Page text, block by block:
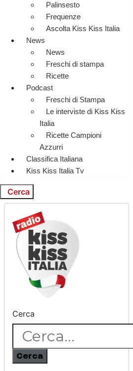
Palinsesto
Frequenze
Ascolta Kiss Kiss Italia
News
News
Freschi di stampa
Ricette
Podcast
Freschi di Stampa
Le interviste di Kiss Kiss
Italia
Ricette Campioni
Azzurri
Classifica Italiana
Kiss Kiss Italia Tv
Cerca
Cerca
Cerca